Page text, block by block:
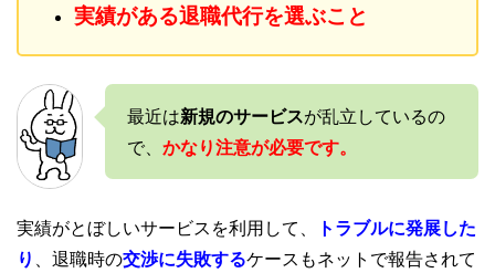
実績がある退職代行を選ぶこと
最近は新規のサービスが乱立しているの
で、 かなり注意が必要です。
実績がとぼしいサービスを利用して、
トラブルに発展した
り
、退職時の交渉に失敗するケースもネットで報告されて